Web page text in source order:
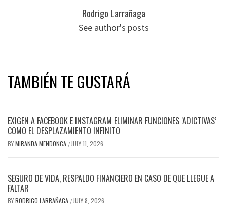
Rodrigo Larrañaga
See author's posts
TAMBIÉN TE GUSTARÁ
EXIGEN A FACEBOOK E INSTAGRAM ELIMINAR FUNCIONES ‘ADICTIVAS’
COMO EL DESPLAZAMIENTO INFINITO
BYMIRANDA MENDONCA /JULY 11, 2026
SEGURO DE VIDA, RESPALDO FINANCIERO EN CASO DE QUE LLEGUE A
FALTAR
BYRODRIGO LARRAÑAGA /JULY 8, 2026